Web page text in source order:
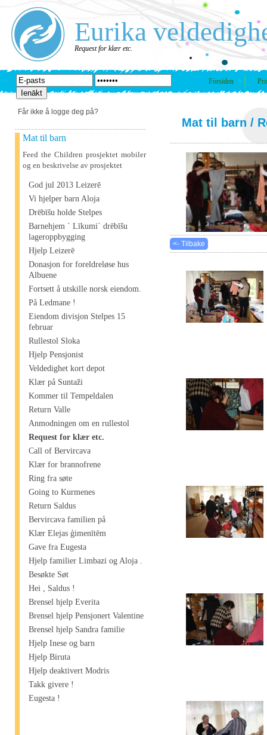
Eurika
Request for klær etc.
Forsiden
Får ikke å logge deg på?
Mat til barn
Feed the Children prosjektet mobiler
og en beskrivelse av prosjektet
God jul 2013 Leizerē
Vi hjelper barn Aloja
Drēbīšu holde Stelpes
Barnehjem ` Līkumi` drēbīšu
lageroppbygging
Hjelp Leizerē
Donasjon for foreldreløse hus
Albuene
Fortsett å utskille norsk eiendom.
På Ledmane !
Eiendom divisjon Stelpes 15
februar
Rullestol Sloka
Hjelp Pensjonist
Veldedighet kort depot
Klær på Suntaži
Kommer til Tempeldalen
Return Valle
Anmodningen om en rullestol
Request for klær etc.
Call of Bervircava
Klær for brannofrene
Ring fra søte
Going to Kurmenes
Return Saldus
Bervircava familien på
Klær Elejas ģimenītēm
Gave fra Eugesta
Hjelp familier Limbazi og Aloja .
Besøkte Søt
Hei , Saldus !
Brensel hjelp Everita
Brensel hjelp Pensjonert Valentine
Brensel hjelp Sandra familie
Hjelp Inese og barn
Hjelp Biruta
Hjelp deaktivert Modris
Takk givere !
Eugesta !
Mat til barn /
<- Tilbake